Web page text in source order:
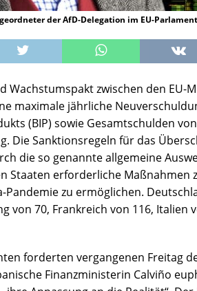
der AfD-Delegation im EU-
Wachstumspakt zwischen den EU-
maximale jährliche
(BIP) sowie Gesamtschulden
Die Sanktionsregeln für das
die so genannte allgemeine
Staaten erforderliche Maßnahmen
Pandemie zu ermöglichen.
von 70, Frankreich von 116, Italien
forderten vergangenen Freitag
Finanzministerin Calviño